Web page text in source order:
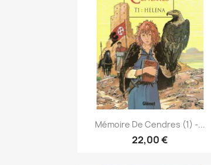
 Pikakatselu
Mémoire De Cendres (1) -...
22,00 €